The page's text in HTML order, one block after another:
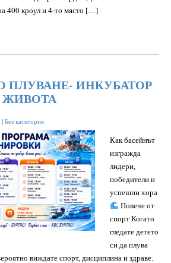
400 кроул и 4-то място […]
ПЛУВАНЕ- ИНКУБАТОР
ЖИВОТА
| Без категория
Как басейнът
изгражда
лидери,
победители и
успешни хора
Повече от
спорт Когато
гледате детето
си да плува
виждате спорт, дисциплина и здраве.